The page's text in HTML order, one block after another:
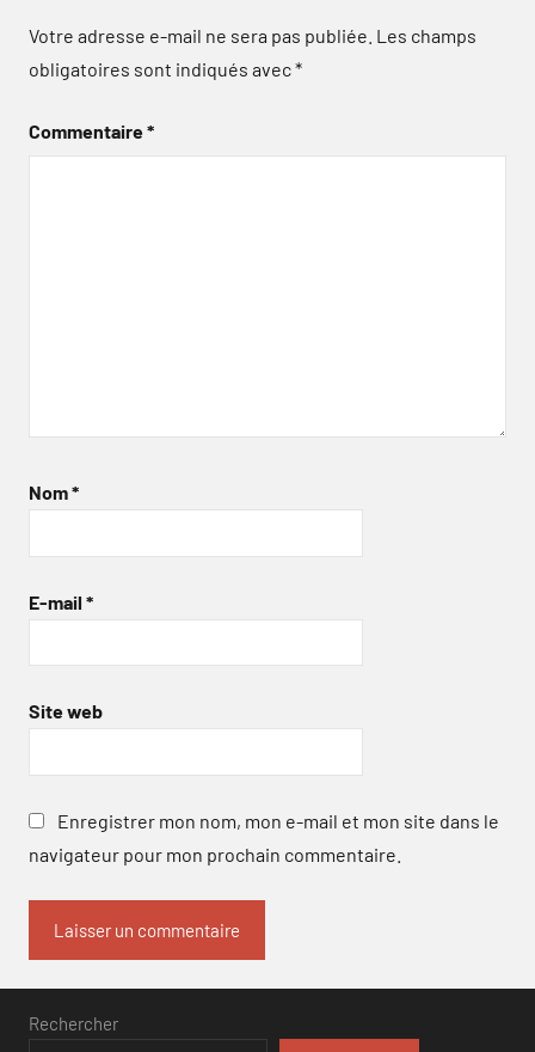
Votre adresse e-mail ne sera pas publiée. Les champs
obligatoires sont indiqués avec*
Commentaire*
Nom*
E-mail *
Site web
Enregistrer mon nom, mon e-mail et mon site dans le
navigateur pour mon prochain commentaire.
Rechercher